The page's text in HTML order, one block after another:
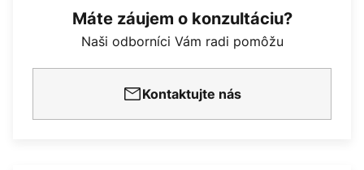
Máte záujem o konzultáciu?
Naši odborníci Vám radi pomôžu
Kontaktujte nás